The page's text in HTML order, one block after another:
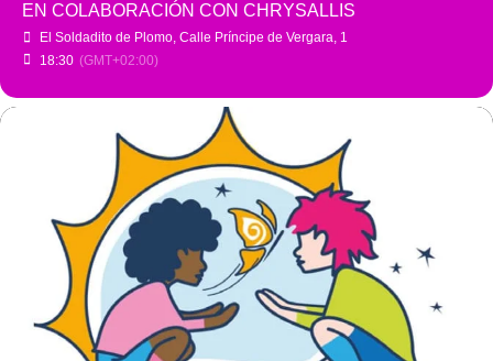
EN COLABORACIÓN CON CHRYSALLIS
El Soldadito de Plomo, Calle Príncipe de Vergara, 1
18:30 (GMT+02:00)